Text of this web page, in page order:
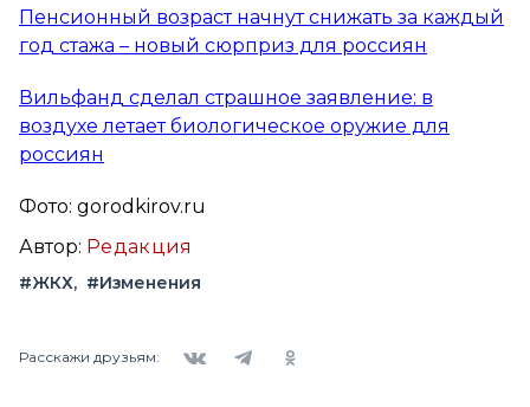
Пенсионный возраст начнут снижать за каждый
год стажа – новый сюрприз для россиян
Вильфанд сделал страшное заявление: в
воздухе летает биологическое оружие для
россиян
Фото: gorodkirov.ru
Автор: Редакция
#ЖКХ #Изменения
Расскажи друзьям: